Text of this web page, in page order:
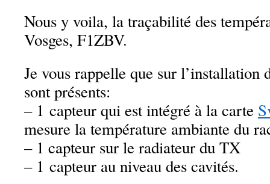
Nous y voila, la traçabilité des
Vosges, F1ZBV.
Je vous rappelle que sur l’installation
sont présents:
– 1 capteur qui est intégré à la carte
mesure la température ambiante du
– 1 capteur sur le radiateur du TX
– 1 capteur au niveau des cavités.